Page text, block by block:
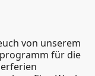
von unserem
für die